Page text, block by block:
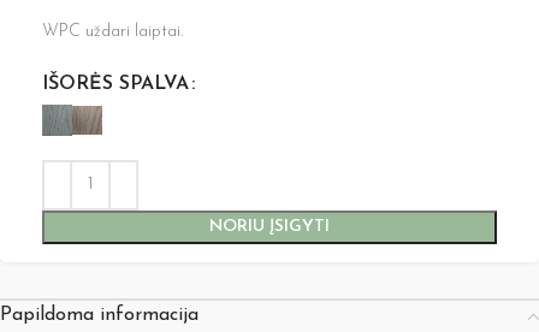
WPC uždari laiptai.
IŠORĖS SPALVA
NORIU ĮSIGYTI
Papildoma informacija